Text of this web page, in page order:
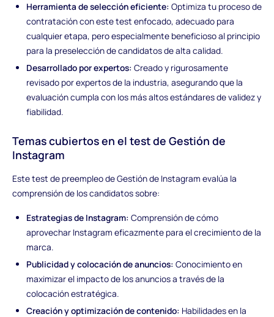
Herramienta de selección eficiente: Optimiza tu proceso de
contratación con este test enfocado, adecuado para
cualquier etapa, pero especialmente beneficioso al principio
para la preselección de candidatos de alta calidad.
Desarrollado por expertos: Creado y rigurosamente
revisado por expertos de la industria, asegurando que la
evaluación cumpla con los más altos estándares de validez y
fiabilidad.
Temas cubiertos en el test de Gestión de
Instagram
Este test de preempleo de Gestión de Instagram evalúa la
comprensión de los candidatos sobre:
Estrategias de Instagram: Comprensión de cómo
aprovechar Instagram eficazmente para el crecimiento de la
marca.
Publicidad y colocación de anuncios: Conocimiento en
maximizar el impacto de los anuncios a través de la
colocación estratégica.
Creación y optimización de contenido: Habilidades en la